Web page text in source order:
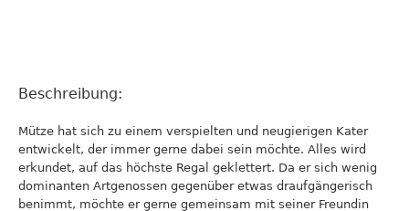
Beschreibung:
Mütze hat sich zu einem verspielten und neugierigen Kater
entwickelt, der immer gerne dabei sein möchte. Alles wird
erkundet, auf das höchste Regal geklettert. Da er sich wenig
dominanten Artgenossen gegenüber etwas draufgängerisch
benimmt, möchte er gerne gemeinsam mit seiner Freundin